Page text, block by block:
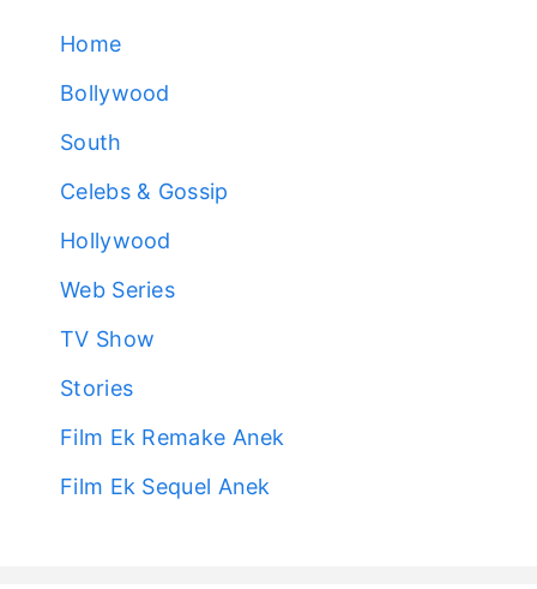
Home
Bollywood
South
Celebs & Gossip
Hollywood
Web Series
TV Show
Stories
Film Ek Remake Anek
Film Ek Sequel Anek